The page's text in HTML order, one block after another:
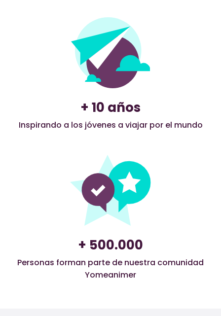
+ 10 años
Inspirando a los jóvenes a viajar por el mundo
+ 500.000
Personas forman parte de nuestra comunidad
Yomeanimer